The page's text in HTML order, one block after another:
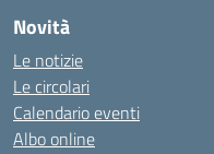
Novità
Le notizie
Le circolari
Calendario eventi
Albo online